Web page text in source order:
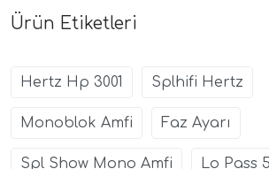
Ürün Etiketleri
Hertz Hp 3001 Splhifi Hertz
Monoblok Amfi Faz Ayarı
Spl Show Mono Amfi Lo Pass